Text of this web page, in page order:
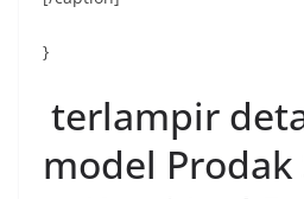
}
terlampir
model Prodak